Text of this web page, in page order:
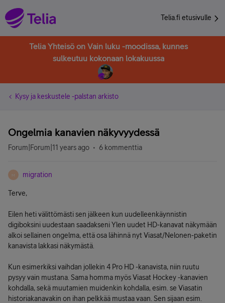
Telia.fi etusivulle
Telia Yhteisö on Vain luku -moodissa, kunnes
sulkeutuu kokonaan lokakuussa
Kysy ja keskustele -palstan arkisto
Ongelmia kanavien näkyvyydessä
Forum|Forum|11 years ago 6 kommenttia
M migration
Terve,
Eilen heti välittömästi sen jälkeen kun uudelleenkäynnistin
digiboksini uudestaan saadakseni Ylen uudet HD-kanavat näkymään
alkoi sellainen ongelma, että osa lähinnä nyt Viasat/Nelonen-paketin
kanavista lakkasi näkymästä.
Kun esimerkiksi vaihdan jollekin 4 Pro HD -kanavista, niin ruutu
pysyy vain mustana. Sama homma myös Viasat Hockey -kanavien
kohdalla, sekä muutamien muidenkin kohdalla, esim. se Viasatin
historiakanavakin on ihan pelkkää mustaa vaan. Sen sijaan esim.